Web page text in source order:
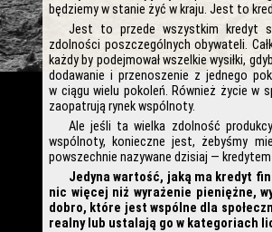
będziemy w stanie żyć w kraju. Jest to
Jest to przede wszystkim kredyt
zdolności poszczególnych obywateli.
każdy by podejmował wszelkie wysiłki,
dodawanie i przenoszenie z jednego
w ciągu wielu pokoleń. Również życie w
zaopatrują rynek wspólnoty.
Ale jeśli ta wielka zdolność
wspólnoty, konieczne jest, żebyśmy
powszechnie nazywane dzisiaj —
Jedyna wartość, jaką ma kredyt
nic więcej niż wyrażenie pieniężne,
dobro, które jest wspólne dla
realny lub ustalają go w kategoriach